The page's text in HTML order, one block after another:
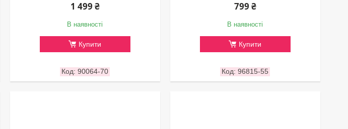
1 499 ₴
В наявності
Купити
90064-70
799 ₴
В наявності
Купити
96815-55